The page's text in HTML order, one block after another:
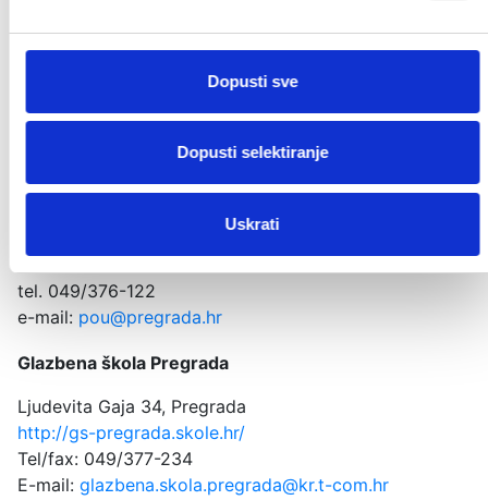
Dopusti sve
Dopusti selektiranje
Uskrati
Trg Gospe Kunagorske 3, Pregrada
http://www.knjiznica.hr/pregrada
e-mail:knjiznica@pregrada.hr
Trg Gospe Kunagorske 3, Pregrada
tel. 049/376-122
e-mail: pou@pregrada.hr
Glazbena škola Pregrada
Ljudevita Gaja 34, Pregrada
http://gs-pregrada.skole.hr/
Tel/fax: 049/377-234
E-mail: glazbena.skola.pregrada@kr.t-com.hr